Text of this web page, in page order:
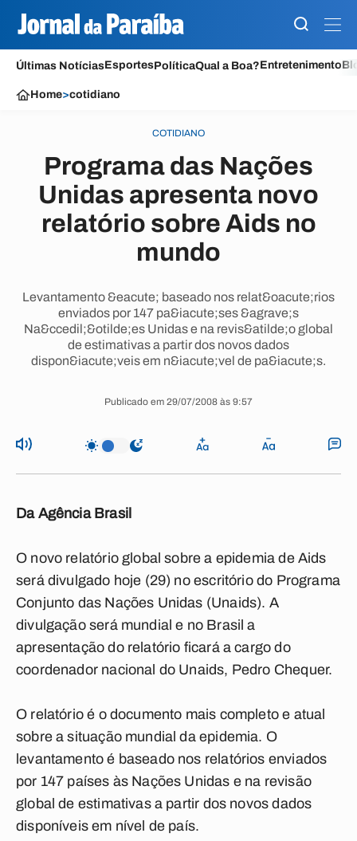
Últimas NotíciasEsportesPolíticaQual a Boa?Entretenimento
Home>cotidiano
COTIDIANO
Programa das Nações
Unidas apresenta novo
relatório sobre Aids no
mundo
Levantamento &eacute; baseado nos relat&oacute;rios
enviados por 147 pa&iacute;ses &agrave;s
Na&ccedil;&otilde;es Unidas e na revis&atilde;o global
de estimativas a partir dos novos dados
dispon&iacute;veis em n&iacute;vel de pa&iacute;s.
Publicado em 29/07/2008 às 9:57
Da Agência Brasil
O novo relatório global sobre a epidemia de Aids
será divulgado hoje (29) no escritório do Programa
Conjunto das Nações Unidas (Unaids). A
divulgação será mundial e no Brasil a
apresentação do relatório ficará a cargo do
coordenador nacional do Unaids, Pedro Chequer.
O relatório é o documento mais completo e atual
sobre a situação mundial da epidemia. O
levantamento é baseado nos relatórios enviados
por 147 países às Nações Unidas e na revisão
global de estimativas a partir dos novos dados
disponíveis em nível de país.